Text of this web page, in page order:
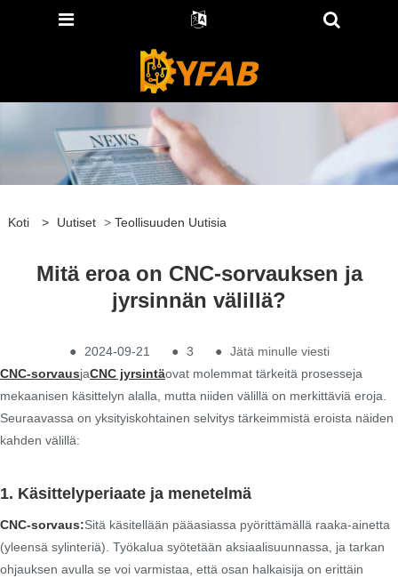
Koti > Uutiset > Teollisuuden Uutisia
Mitä eroa on CNC-sorvauksen ja
jyrsinnän välillä?
● 2024-09-21 ● 3 ● Jätä minulle viesti
CNC-sorvausjaCNC jyrsintäovat molemmat tärkeitä prosesseja
mekaanisen käsittelyn alalla, mutta niiden välillä on merkittäviä eroja.
Seuraavassa on yksityiskohtainen selvitys tärkeimmistä eroista näiden
kahden välillä:
1. Käsittelyperiaate ja menetelmä
CNC-sorvaus:Sitä käsitellään pääasiassa pyörittämällä raaka-ainetta
(yleensä sylinteriä). Työkalua syötetään aksiaalisuunnassa, ja tarkan
ohjauksen avulla se voi varmistaa, että osan halkaisija on erittäin